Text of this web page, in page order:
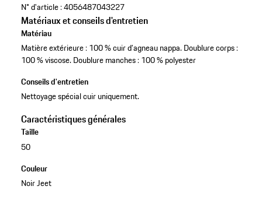
N° d'article :4056487043227
Matériaux et conseils d'entretien
Matériau
Matière extérieure : 100 % cuir d’agneau nappa. Doublure corps :
100 % viscose. Doublure manches : 100 % polyester
Conseils d'entretien
Nettoyage spécial cuir uniquement.
Caractéristiques générales
Taille
50
Couleur
Noir Jeet